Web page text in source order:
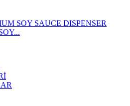
SOY SAUCE DISPENSER